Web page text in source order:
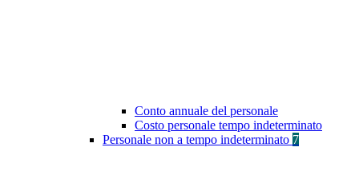
Conto annuale del personale
Costo personale tempo indeterminato
Personale non a tempo indeterminato 7